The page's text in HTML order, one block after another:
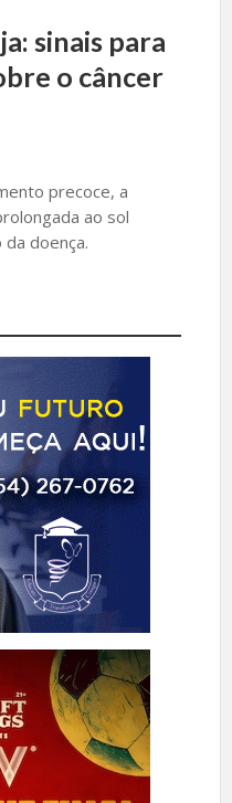
sinais para
o câncer
precoce, a
ao sol
doença.